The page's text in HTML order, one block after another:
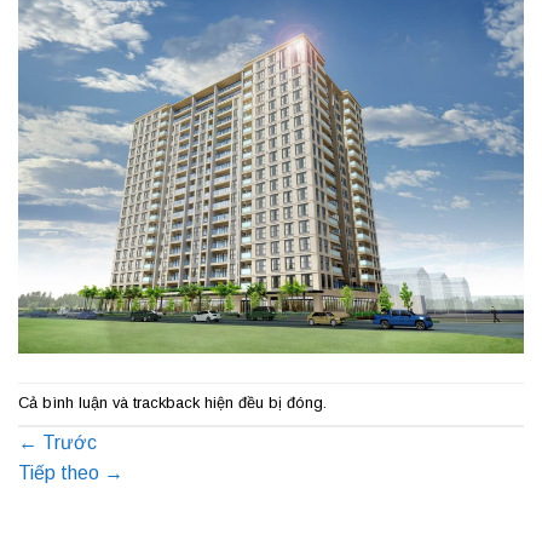
Cả bình luận và trackback hiện đều bị đóng.
← Trước
Tiếp theo →